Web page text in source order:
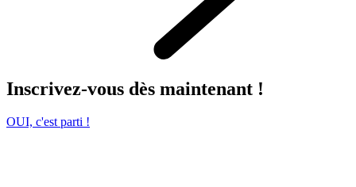
Inscrivez-vous dès maintenant !
OUI, c'est parti !